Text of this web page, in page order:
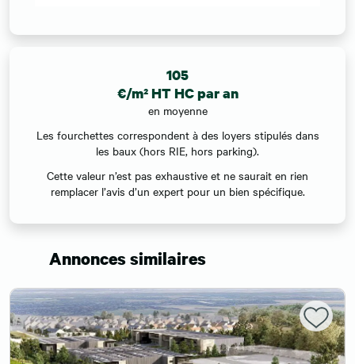
105
€/m² HT HC par an
en moyenne
Les fourchettes correspondent à des loyers stipulés dans
les baux (hors RIE, hors parking).
Cette valeur n’est pas exhaustive et ne saurait en rien
remplacer l’avis d’un expert pour un bien spécifique.
Annonces similaires